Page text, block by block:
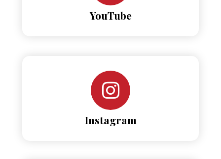
YouTube
Instagram